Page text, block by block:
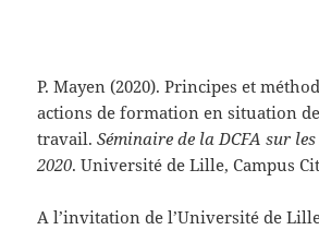
P.Mayen (2020). Principes et
actions de formation en situation de
travail.Séminaire de la DCFA sur les
2020. Université de Lille, Campus
A l’invitation de l’Université de